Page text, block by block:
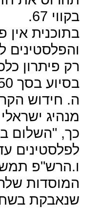
בקווי 67.
בתוכנית אין
והפלסטינים
רק פיתרון
בסיוע בסך 50 מיליון דולר.
ה. חידוש
מנהיג
כך, "השלום
לפלסטינים
ו.הרש"פ
המוסדות
שנאבקת